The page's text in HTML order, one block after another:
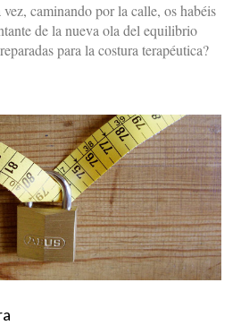
vez, caminando por la calle, os habéis
de la nueva ola del equilibrio
para la costura terapéutica?